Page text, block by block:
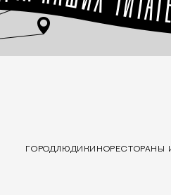
ГОРОДЛЮДИ КИНОРЕСТОРАНЫ